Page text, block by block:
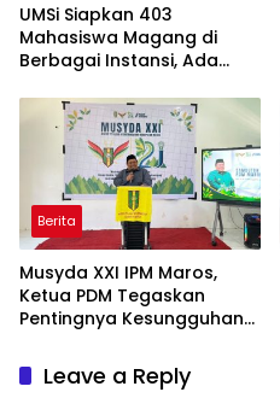
UMSi Siapkan 403
Mahasiswa Magang di
Berbagai Instansi, Ada
Taiwan
Berita
Musyda XXI IPM Maros,
Ketua PDM Tegaskan
Pentingnya Kesungguhan
Leave a Reply